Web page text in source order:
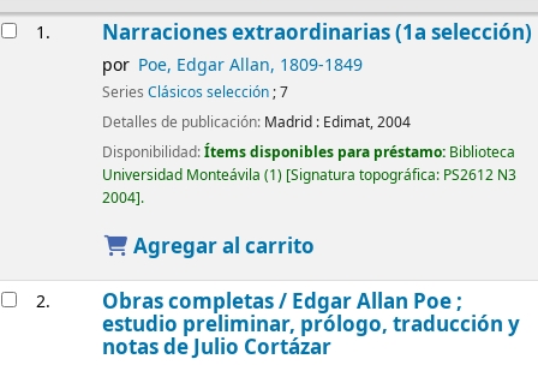
1. Narraciones extraordinarias (1a selección)
por Poe, Edgar Allan, 1809-1849
Series Clásicos selección; 7
Detalles de publicación: Madrid : Edimat,2004
Disponibilidad:Ítems disponibles para préstamo: Biblioteca
Universidad Monteávila (1) Signatura topográfica: PS2612 N3
2004 .
Agregar al carrito
2. Obras completas / Edgar Allan Poe ;
estudio preliminar, prólogo, traducción y
notas de Julio Cortázar